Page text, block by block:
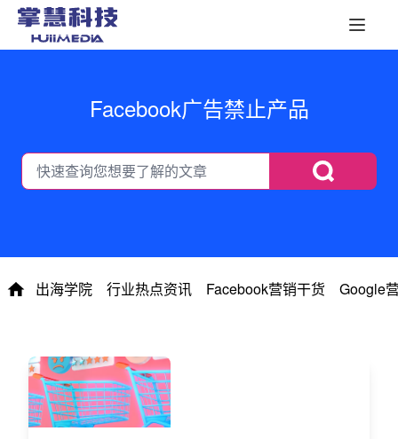
Facebook广告禁止产品
出海学院 行业热点资讯 Facebook营销干货 Google